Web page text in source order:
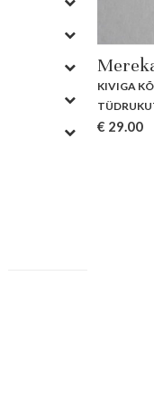
KIVIGA
€ 29.00